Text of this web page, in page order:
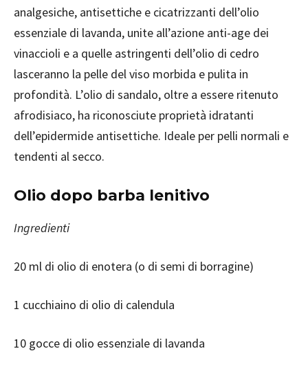
analgesiche, antisettiche e cicatrizzanti dell’olio
essenziale di lavanda, unite all’azione anti-age dei
vinaccioli e a quelle astringenti dell’olio di cedro
lasceranno la pelle del viso morbida e pulita in
profondità. L’olio di sandalo, oltre a essere ritenuto
afrodisiaco, ha riconosciute proprietà idratanti
dell’epidermide antisettiche. Ideale per pelli normali e
tendenti al secco.
Olio dopo barba lenitivo
Ingredienti
20 ml di olio di enotera (o di semi di borragine)
1 cucchiaino di olio di calendula
10 gocce di olio essenziale di lavanda